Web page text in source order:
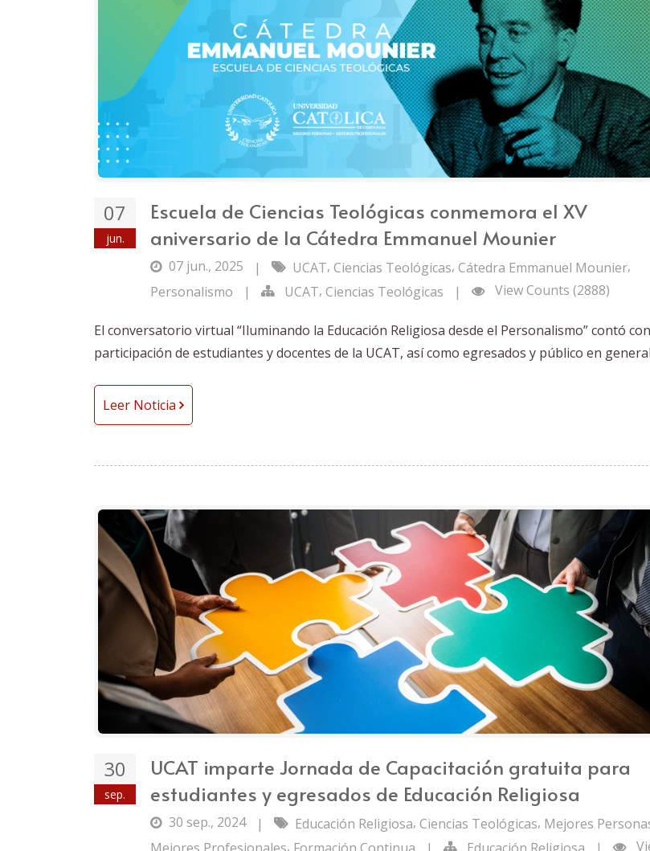
07
jun.
Escuela de Ciencias Teológicas conmemora el XV
aniversario de la Cátedra Emmanuel Mounier
07 jun., 2025 | UCAT, Ciencias Teológicas, Cátedra Emmanuel Mounier,
Personalismo
| UCAT, Ciencias Teológicas | View Counts (2888)
El conversatorio virtual “Iluminando la Educación Religiosa desde el Personalismo” contó
participación de estudiantes y docentes de la UCAT, así como egresados y público en
Leer Noticia
30
sep.
UCAT imparte Jornada de Capacitación gratuita para
estudiantes y egresados de Educación Religiosa
30 sep., 2024 | Educación Religiosa, Ciencias Teológicas, Mejores
Mejores Profesionales, Formación Continua | Educación Religiosa |